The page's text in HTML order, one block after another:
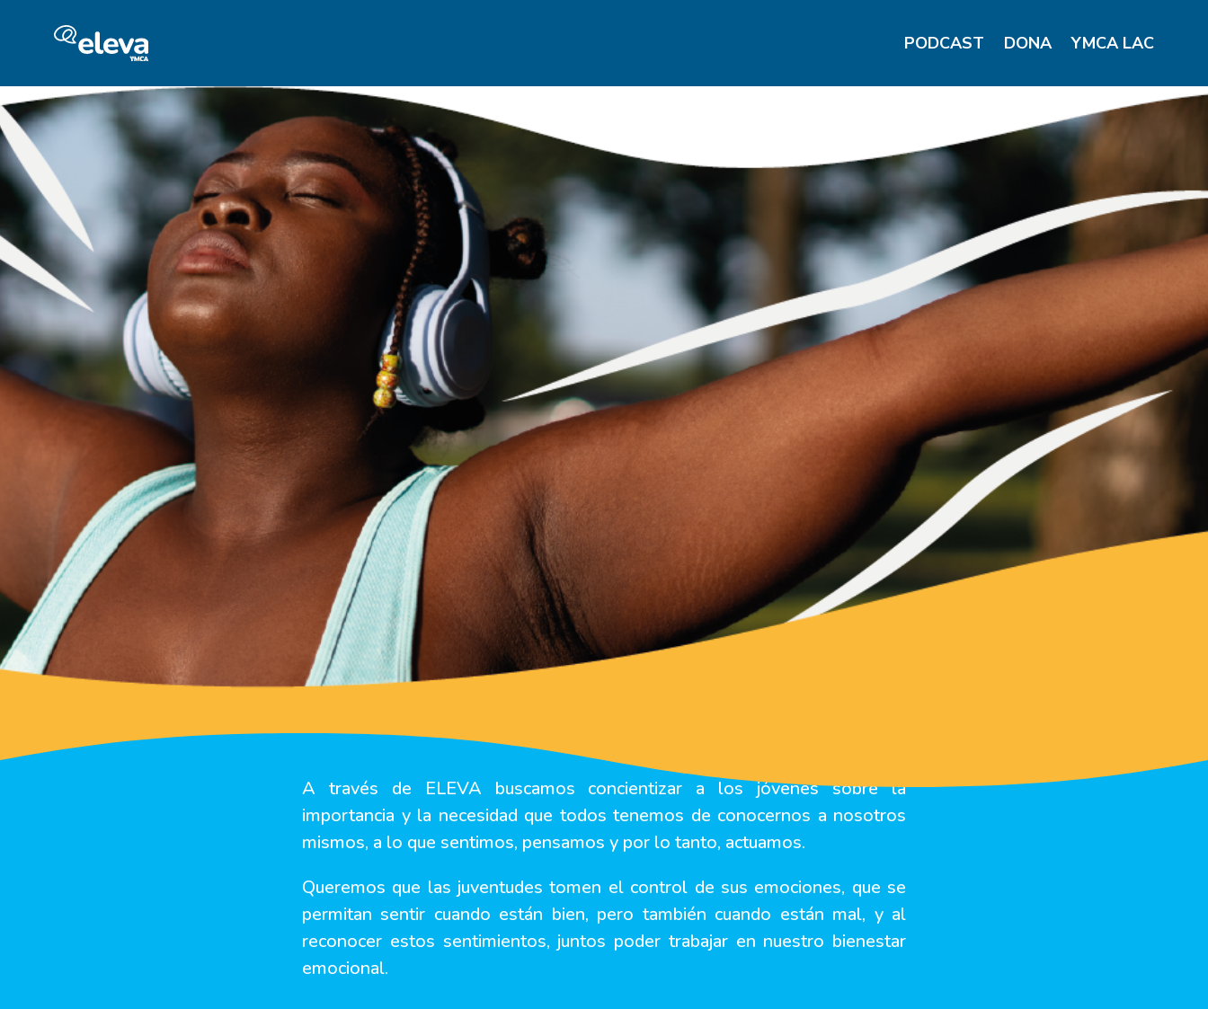
PODCAST DONA YMCA LAC
A través de ELEVA buscamos concientizar a los jóvenes sobre la
importancia y la necesidad que todos tenemos de conocernos a nosotros
mismos, a lo que sentimos, pensamos y por lo tanto, actuamos.
Queremos que las juventudes tomen el control de sus emociones, que se
permitan sentir cuando están bien, pero también cuando están mal, y al
reconocer estos sentimientos, juntos poder trabajar en nuestro bienestar
emocional.